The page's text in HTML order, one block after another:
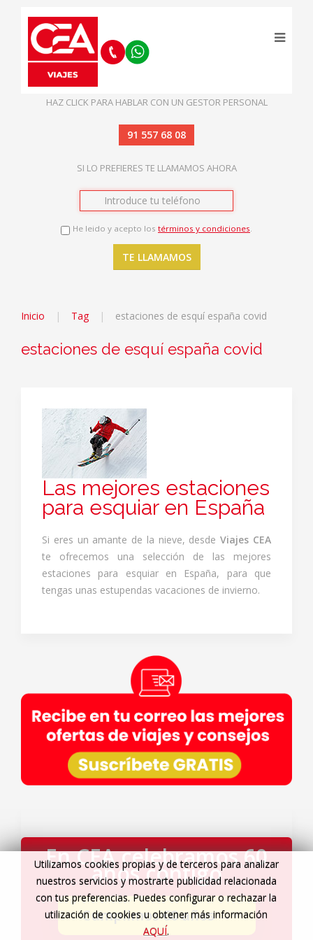
HAZ CLICK PARA HABLAR CON UN GESTOR PERSONAL
91 557 68 08
SI LO PREFIERES TE LLAMAMOS AHORA
He leido y acepto los términos y condiciones.
Inicio Tag estaciones de esquí españa covid
estaciones de esquí españa covid
Las mejores estaciones
para esquiar en España
Si eres un amante de la nieve, desdeViajes CEA
te ofrecemos una selección de las mejores
estaciones para esquiar en España, para que
tengas unas estupendas vacaciones de invierno.
En CEA celebramos 60
años contigo
Cumplimos 60 años→
Utilizamos cookies propias y de terceros para analizar
nuestros servicios y mostrarte publicidad relacionada
con tus preferencias. Puedes configurar o rechazar la
utilización de cookies u obtener más información
AQUÍ.